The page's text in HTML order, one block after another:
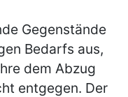
Gegenstände
Bedarfs aus,
dem Abzug
entgegen. Der